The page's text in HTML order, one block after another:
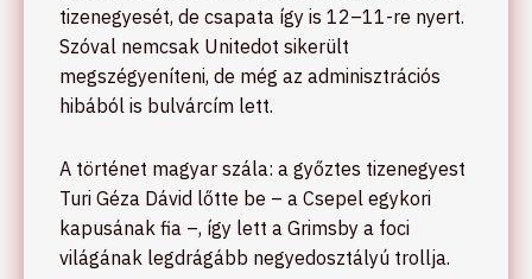
tizenegyesét, de csapata így is 12–11-re nyert.
Szóval nemcsak Unitedot sikerült
megszégyeníteni, de még az adminisztrációs
hibából is bulvárcím lett.
A történet magyar szála: a győztes tizenegyest
Turi Géza Dávid lőtte be – a Csepel egykori
kapusának fia –, így lett a Grimsby a foci
világának legdrágább negyedosztályú trollja.